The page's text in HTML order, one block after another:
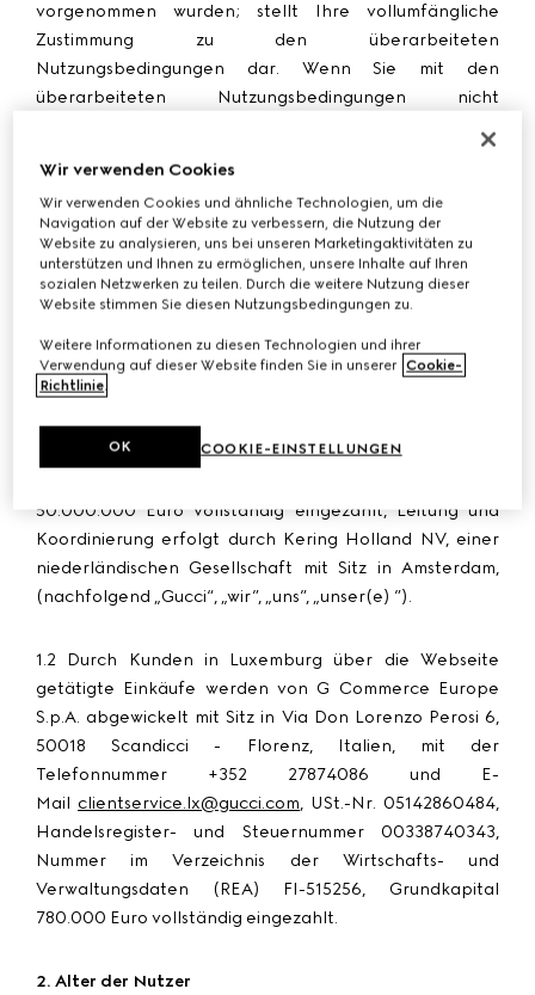
vorgenommen wurden; stellt Ihre vollumfängliche
Zustimmung zu den überarbeiteten
Nutzungsbedingungen dar. Wenn Sie mit den
überarbeiteten Nutzungsbedingungen nicht
1. Impressum
1.1 Die Webseite und ihre Inhalte werden von Guccio
Gucci SpA gestaltet, betrieben und verwaltet, einer
italienischen Aktiengesellschaft, die als
Einzelunternehmen mit Sitz in der Via Tornabuoni 73r,
50123 Florenz, Italien eingetragen ist, USt.-Nr.
04294710480, Handelsregister- und Steuernummer
03031300159, Nummer im Verzeichnis der Wirtschafts-
50.000.000 Euro vollständig eingezahlt, Leitung und
Koordinierung erfolgt durch Kering Holland NV, einer
niederländischen Gesellschaft mit Sitz in Amsterdam,
(nachfolgend „Gucci“, „wir”, „uns”, „unser(e) ”).
1.2 Durch Kunden in Luxemburg über die Webseite
getätigte Einkäufe werden von G Commerce Europe
S.p.A. abgewickelt mit Sitz in Via Don Lorenzo Perosi 6,
50018 Scandicci - Florenz, Italien, mit der
Telefonnummer +352 27874086 und E-
Mail clientservice.lx@gucci.com, USt.-Nr. 05142860484,
Handelsregister- und Steuernummer 00338740343,
Nummer im Verzeichnis der Wirtschafts- und
Verwaltungsdaten (REA) FI-515256, Grundkapital
780.000 Euro vollständig eingezahlt.
2. Alter der Nutzer
Wir verwenden Cookies
Wir verwenden Cookies und ähnliche Technologien, um die
Navigation auf der Website zu verbessern, die Nutzung der
Website zu analysieren, uns bei unseren Marketingaktivitäten zu
unterstützen und Ihnen zu ermöglichen, unsere Inhalte auf Ihren
sozialen Netzwerken zu teilen. Durch die weitere Nutzung dieser
Website stimmen Sie diesen Nutzungsbedingungen zu.
Weitere Informationen zu diesen Technologien und ihrer
Verwendung auf dieser Website finden Sie in unserer Cookie-
Richtlinie.
COOKIE-EINSTELLUNGEN
OK